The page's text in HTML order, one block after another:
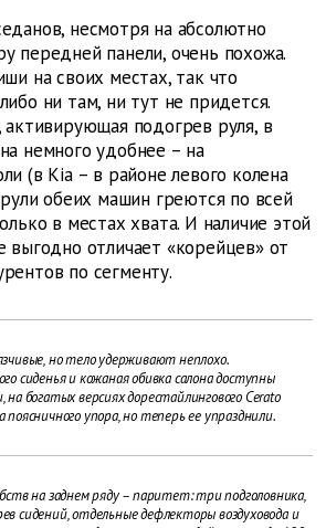
несмотря на абсолютно
передней панели, очень похожа.
на своих местах, так что
ни там, ни тут не придется.
активирующая подогрев руля, в
немного удобнее – на
(в Kia – в районе левого колена
обеих машин греются по всей
в местах хвата. И наличие этой
выгодно отличает «корейцев» от
по сегменту.
но тело удерживают неплохо.
сиденья и кожаная обивка салона доступны
богатых версиях дорестайлингового Cerato
поясничного упора, но теперь ее упразднили.
на заднем ряду – паритет: три подголовника,
сидений, отдельные дефлекторы воздуховода и